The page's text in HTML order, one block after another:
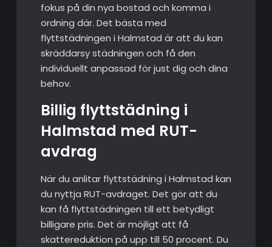
fokus på din nya bostad och komma i
ordning där. Det bästa med
flyttstädningen i Halmstad är att du kan
skräddarsy städningen och få den
individuellt anpassad för just dig och dina
behov.
Billig flyttstädning i
Halmstad med RUT-
avdrag
När du anlitar flyttstädning i Halmstad kan
du nyttja RUT-avdraget. Det gör att du
kan få flyttstädningen till ett betydligt
billigare pris. Det är möjligt att få
skattereduktion på upp till 50 procent. Du